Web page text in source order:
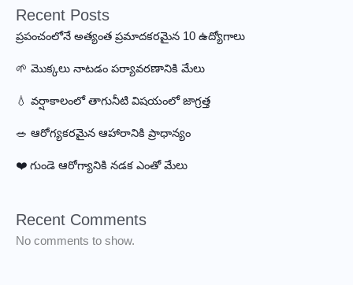
Healthier
Life
Recent Posts
ప్రపంచంలోనే అత్యంత ప్రమాదకరమైన 10 ఉద్యోగాలు
🌱 మొక్కలు నాటడం పర్యావరణానికి మేలు
💧 వర్షాకాలంలో తాగునీటి విషయంలో జాగ్రత్త
🥗 ఆరోగ్యకరమైన ఆహారానికి ప్రాధాన్యం
❤️ గుండె ఆరోగ్యానికి నడక ఎంతో మేలు
Recent Comments
No comments to show.